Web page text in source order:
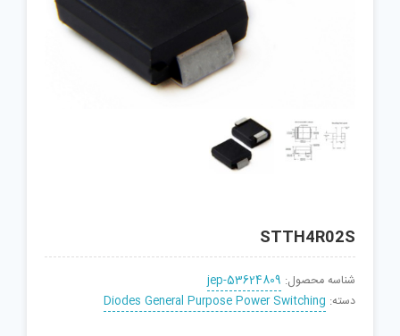
STTH4R02S
شناسه محصول: jep-53624809
دسته: Diodes General Purpose Power Switching